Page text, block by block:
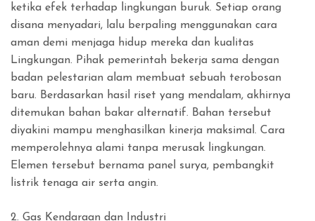
ketika efek terhadap lingkungan buruk. Setiap orang
disana menyadari, lalu berpaling menggunakan cara
aman demi menjaga hidup mereka dan kualitas
Lingkungan. Pihak pemerintah bekerja sama dengan
badan pelestarian alam membuat sebuah terobosan
baru. Berdasarkan hasil riset yang mendalam, akhirnya
ditemukan bahan bakar alternatif. Bahan tersebut
diyakini mampu menghasilkan kinerja maksimal. Cara
memperolehnya alami tanpa merusak lingkungan.
Elemen tersebut bernama panel surya, pembangkit
listrik tenaga air serta angin.
2. Gas Kendaraan dan Industri